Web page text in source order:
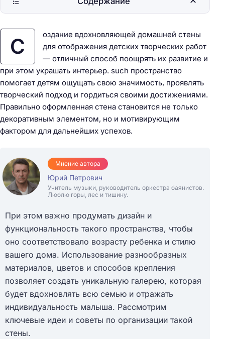
С
оздание вдохновляющей домашней стены
для отображения детских творческих работ
— отличный способ поощрять их развитие и
при этом украшать интерьер. such пространство
помогает детям ощущать свою значимость, проявлять
творческий подход и гордиться своими достижениями.
Правильно оформленная стена становится не только
декоративным элементом, но и мотивирующим
фактором для дальнейших успехов.
Мнение автора
Юрий Петрович
Учитель музыки, руководитель оркестра баянистов.
Люблю горы, лес и тишину.
При этом важно продумать дизайн и
функциональность такого пространства, чтобы
оно соответствовало возрасту ребенка и стилю
вашего дома. Использование разнообразных
материалов, цветов и способов крепления
позволяет создать уникальную галерею, которая
будет вдохновлять всю семью и отражать
индивидуальность малыша. Рассмотрим
ключевые идеи и советы по организации такой
стены.